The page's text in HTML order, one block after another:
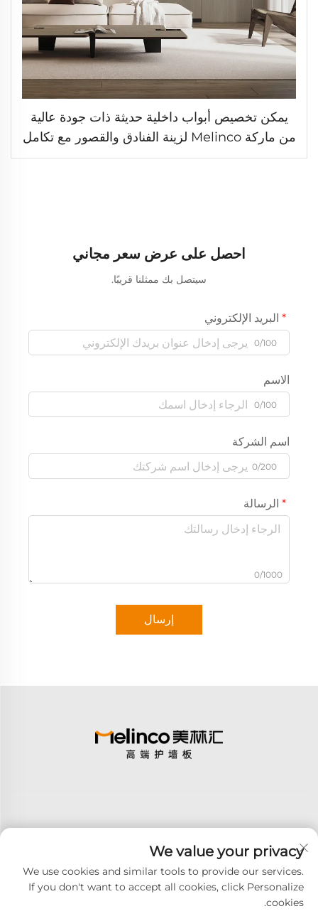
يمكن تخصيص أبواب داخلية حديثة ذات جودة عالية
من ماركة Melinco لزينة الفنادق والقصور مع تكامل
لون الجدران
احصل على عرض سعر مجاني
سيتصل بك ممثلنا قريبًا.
البريد الإلكتروني
0/100
الاسم
0/100
اسم الشركة
0/200
الرسالة
0/1000
إرسال
اشترك
We value your privacy
We use cookies and similar tools to provide our services.
If you don't want to accept all cookies, click Personalize
cookies.